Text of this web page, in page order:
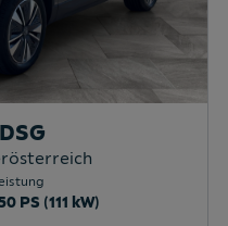
PS (111 kW)